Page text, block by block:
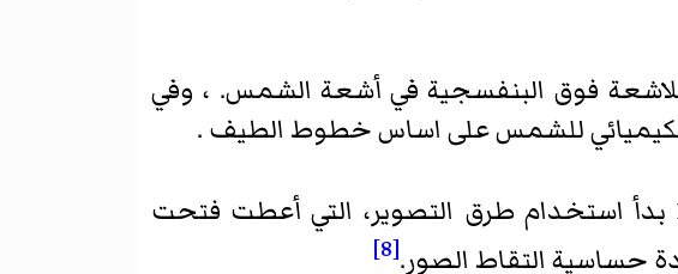
للاشعة فوق البنفسجية في أشعة الشمس. ، وفي
ومنذ نهاية القرن 19 بدأ استخدام طرق التصوير، التي أعطت فتحت
حساسية التقاط الصور.[8]